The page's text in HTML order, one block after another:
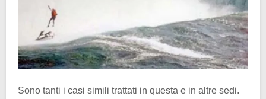
Sono tanti i casi simili trattati in questa e in altre sedi.